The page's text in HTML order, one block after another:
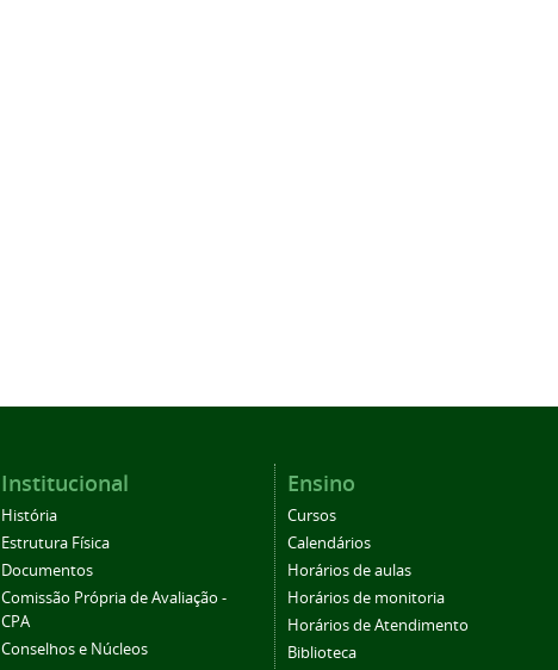
Institucional
História
Estrutura Física
Documentos
Comissão Própria de Avaliação -
CPA
Conselhos e Núcleos
Ensino
Cursos
Calendários
Horários de aulas
Horários de monitoria
Horários de Atendimento
Biblioteca